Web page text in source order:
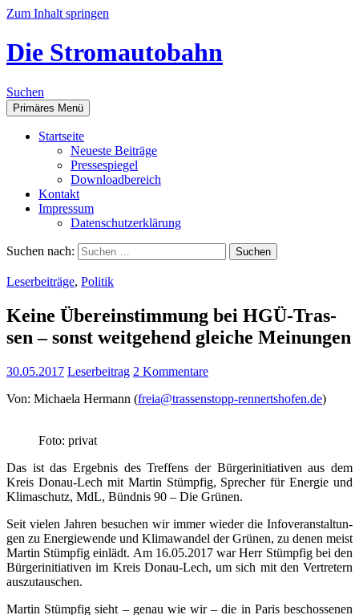
Zum Inhalt springen
Die Stromautobahn
Suchen
Primäres Menü
Start­sei­te
Neu­es­te Beiträge
Pres­se­spie­gel
Down­load­be­reich
Kon­takt
Impres­sum
Daten­schutz­er­klä­rung
Suchen nach:
Leserbeiträge, Politik
Kei­ne Über­ein­stim­mung bei HGÜ-Tras­
sen – sonst weit­ge­hend glei­che Meinungen
30.05.2017 Leserbeitrag 2 Kommentare
Von: Michae­la Her­mann (freia@trassenstopp-rennertshofen.de)
Foto: pri­vat
Das ist das Ergeb­nis des Tref­fens der Bür­ger­initia­ti­ven aus dem
Kreis Donau-Lech mit Mar­tin Stümp­fig, Spre­cher für Ener­gie und
Kli­ma­schutz, MdL, Bünd­nis 90 – Die Grünen.
Seit vie­len Jah­ren besu­chen wir immer wie­der die Info­ver­an­stal­tun­
gen zu Ener­gie­wen­de und Kli­ma­wan­del der Grü­nen, zu denen meist
Mar­tin Stümp­fig ein­lädt. Am 16.05.2017 war Herr Stümp­fig bei den
Bür­ger­initia­ti­ven im Kreis Donau-Lech, um sich mit den Ver­tre­tern
auszutauschen.
Mar­tin Stümp­fig sieht – genau wie wir – die in Paris beschos­se­nen